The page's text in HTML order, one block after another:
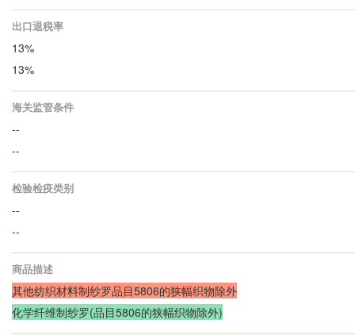
出口退税率
13%
13%
海关监管条件
--
--
检验检疫类别
--
--
商品描述
其他纺织材料制纱罗品目5806的狭幅织物除外
化学纤维制纱罗(品目5806的狭幅织物除外)